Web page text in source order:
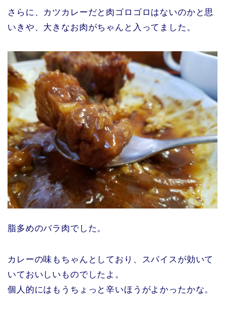
さらに、カツカレーだと肉ゴロゴロはないのかと思
いきや、大きなお肉がちゃんと入ってました。
脂多めのバラ肉でした。
カレーの味もちゃんとしており、スパイスが効いて
いておいしいものでしたよ。
個人的にはもうちょっと辛いほうがよかったかな。